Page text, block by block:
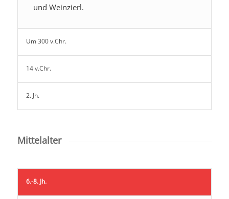
und Weinzierl.
Um 300 v.Chr.
14 v.Chr.
2. Jh.
Mittelalter
6.-8. Jh.